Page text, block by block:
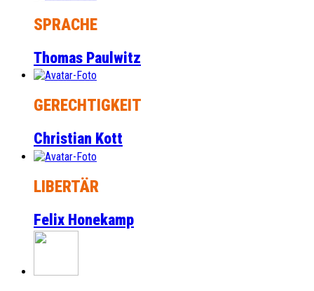
SPRACHE
Thomas Paulwitz
GERECHTIGKEIT
Christian Kott
LIBERTÄR
Felix Honekamp